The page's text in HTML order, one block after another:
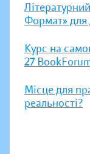
Формат» для
Курс на
27
Місце для
реальності?